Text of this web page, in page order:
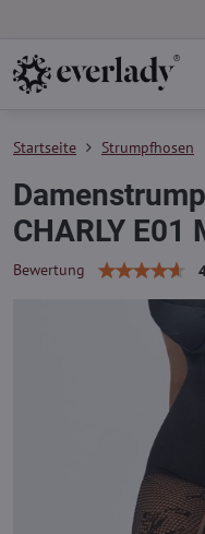
Startseite Strumpfhosen
CHARLY E01
Bewertung